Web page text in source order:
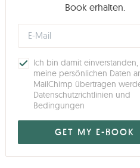
Book erhalten.
Ich bin damit einverstanden,
meine persönlichen Daten
MailChimp übertragen
Datenschutzrichtlinien und
Bedingungen